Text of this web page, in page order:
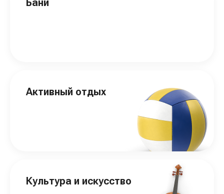
Активный отдых
Культура и искусство